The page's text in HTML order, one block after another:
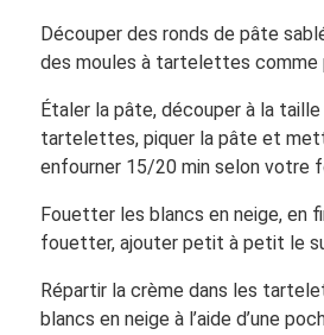
Découper des ronds de pâte
des moules à tartelettes comme
Étaler la pâte, découper à la
tartelettes, piquer la pâte et
enfourner 15/20 min selon votre
Fouetter les blancs en neige, en
fouetter, ajouter petit à petit le
Répartir la crème dans les
blancs en neige à l’aide d’une